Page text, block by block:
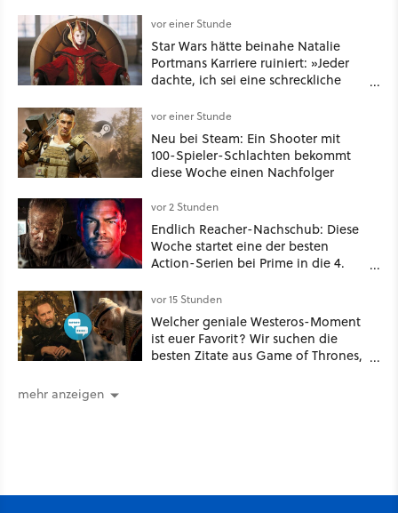
vor einer Stunde
Star Wars hätte beinahe Natalie
Portmans Karriere ruiniert: »Jeder
dachte, ich sei eine schreckliche
vor einer Stunde
Neu bei Steam: Ein Shooter mit
100-Spieler-Schlachten bekommt
diese Woche einen Nachfolger
vor 2 Stunden
Endlich Reacher-Nachschub: Diese
Woche startet eine der besten
Action-Serien bei Prime in die 4.
vor 15 Stunden
Welcher geniale Westeros-Moment
ist euer Favorit? Wir suchen die
besten Zitate aus Game of Thrones,
mehr anzeigen